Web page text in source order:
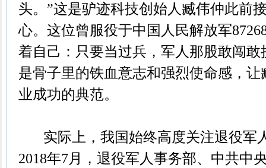
头。”这是驴迹科技创始人臧伟仲此前
心。这位曾服役于中国人民解放军
着自己：只要当过兵，军人那股敢闯
是骨子里的铁血意志和强烈使命感，
业成功的典范。
实际上，我国始终高度关注退役军
2018年7月，退役军人事务部、中共中